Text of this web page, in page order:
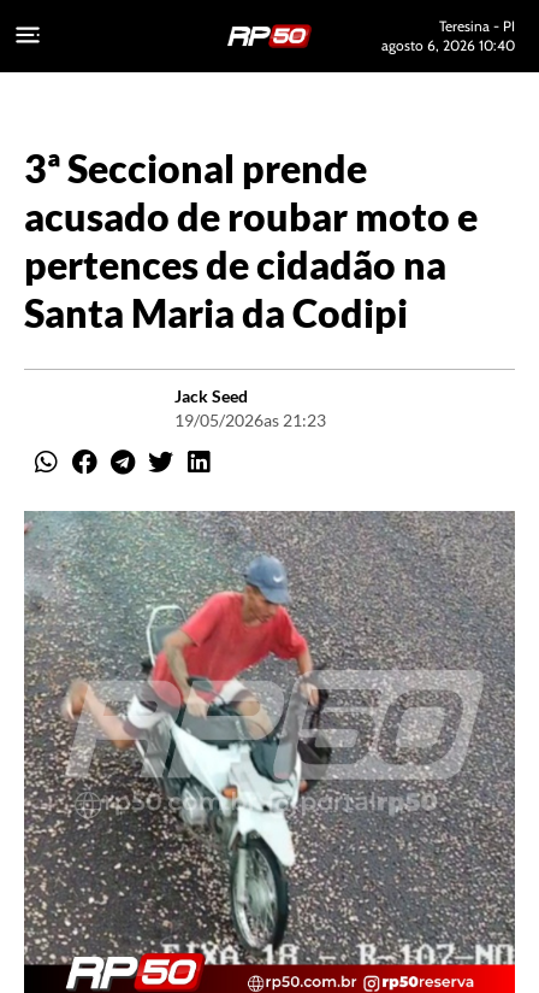
Teresina - PI
agosto 6, 2026 10:40
3ª Seccional prende
acusado de roubar moto e
pertences de cidadão na
Santa Maria da Codipi
Jack Seed
19/05/2026as 21:23